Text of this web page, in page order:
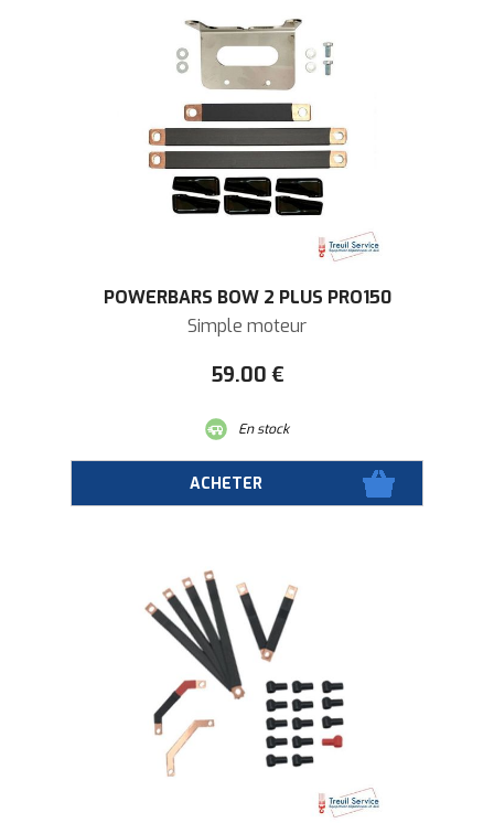
POWERBARS BOW 2 PLUS PRO150
Simple moteur
59.00 €
En stock